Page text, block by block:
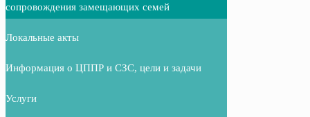
сопровождения замещающих семей
Локальные акты
Информация о ЦППР и СЗС, цели и задачи
Услуги